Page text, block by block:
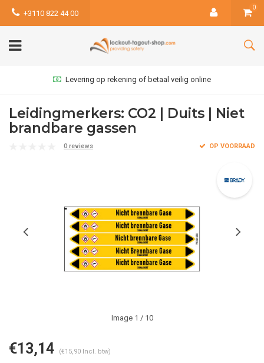
+3110 822 44 00
0
Levering op rekening of betaal veilig online
Leidingmerkers: CO2 | Duits | Niet
brandbare gassen
0 reviews OP VOORRAAD
Image 1 / 10
€13,14 (€15,90 Incl. btw)